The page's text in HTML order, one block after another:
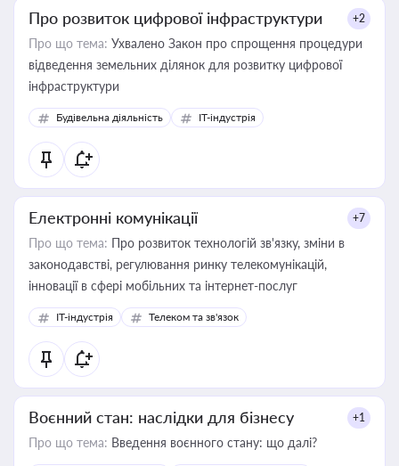
Про розвиток цифрової інфраструктури +2
Про що тема: Ухвалено Закон про спрощення процедури
відведення земельних ділянок для розвитку цифрової
інфраструктури
Будівельна діяльність IT-індустрія
Електронні комунікації +7
Про що тема: Про розвиток технологій зв'язку, зміни в
законодавстві, регулювання ринку телекомунікацій,
інновації в сфері мобільних та інтернет-послуг
IT-індустрія Телеком та зв'язок
Воєнний стан: наслідки для бізнесу +1
Про що тема: Введення воєнного стану: що далі?